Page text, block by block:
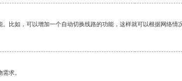
比如，可以增加一个自动切换线路的功能，这样就可以根据网络情
求。